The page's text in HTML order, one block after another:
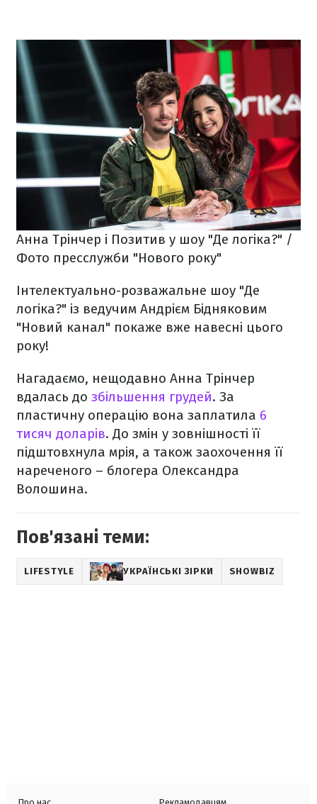
Анна Трінчер і Позитив у шоу "Де логіка?" /
Фото пресслужби "Нового року"
Інтелектуально-розважальне шоу "Де
логіка?" із ведучим Андрієм Бідняковим
"Новий канал" покаже вже навесні цього
року!
Нагадаємо, нещодавно Анна Трінчер
вдалась до збільшення грудей. За
пластичну операцію вона заплатила 6
тисяч доларів. До змін у зовнішності її
підштовхнула мрія, а також заохочення її
нареченого – блогера Олександра
Волошина.
Пов'язані теми:
LIFESTYLE УКРАЇНСЬКІ ЗІРКИ SHOWBIZ